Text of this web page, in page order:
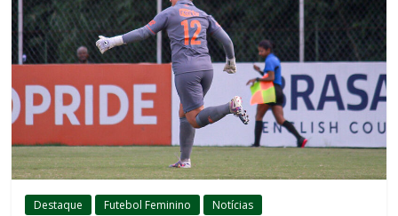
Destaque Futebol Feminino Notícias